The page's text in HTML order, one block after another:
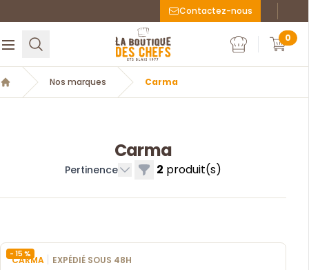
Contactez-nous
Ouvrir le menuRechercher
La Boutique des chefs
Mon compte
Mon
0
Accueil
Nos marques Carma
Carma
Pertinence Filtres
2 produit(s)
- 15 %
CARMA | EXPÉDIÉ SOUS 48H